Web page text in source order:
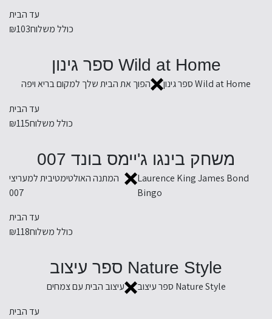
עד הבית
כולל משלוח₪103
Wild at Home ספר גינון
Wild at Home ספר גינון
הפוך את הבית שלך למקום בריא ויפה
עד הבית
כולל משלוח₪115
משחק בינגו ג'יימס בונד 007
Laurence King James Bond
Bingo
המתנה האולטימטיבית למעריצי
007
עד הבית
כולל משלוח₪118
Nature Style ספר עיצוב
Nature Style ספר עיצוב
עיצוב הבית עם צמחים
עד הבית